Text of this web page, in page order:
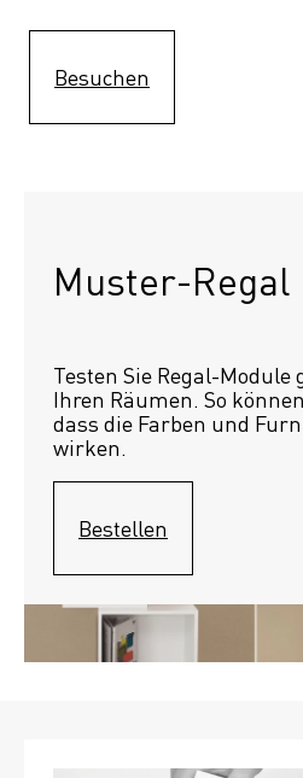
Besuchen
Muster-Regal
Testen Sie Regal-Module
Ihren Räumen. So
dass die Farben und
wirken.
Bestellen